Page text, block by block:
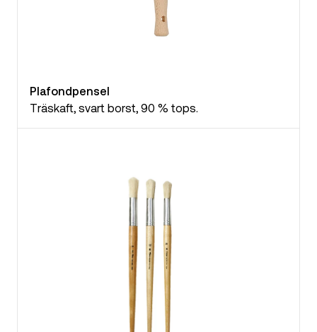
Plafondpensel
Träskaft, svart borst, 90 % tops.